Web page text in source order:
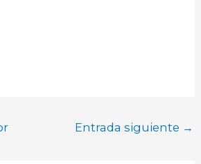
Entrada siguiente →